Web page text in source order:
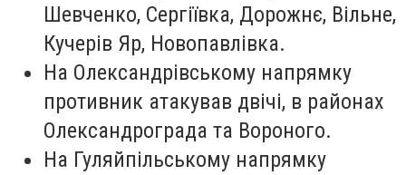
Шевченко, Сергіївка, Дорожнє, Вільне,
Кучерів Яр, Новопавлівка.
На Олександрівському напрямку
противник атакував двічі, в районах
Олександрограда та Вороного.
На Гуляйпільському напрямку